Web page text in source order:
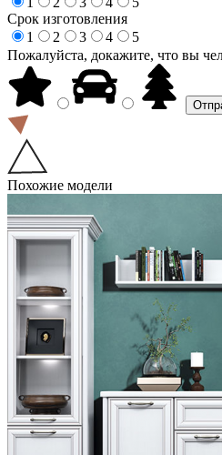
Срок изготовления
1
2 3 4
5
Пожалуйста, докажите, что вы
Похожие модели